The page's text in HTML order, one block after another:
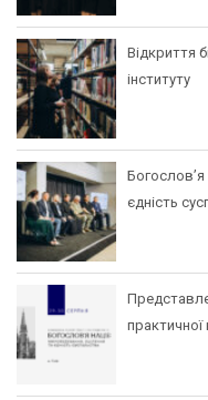
Відкриття
інституту
Богослов’я
єдність
практичної